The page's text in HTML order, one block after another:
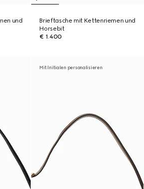
und
Brieftasche mit Kettenriemen und
Horsebit
€ 1.400
Mit Initialen personalisieren